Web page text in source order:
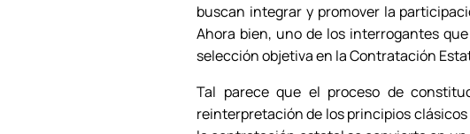
buscan integrar y promover la
Ahora bien, uno de los interrogantes
selección objetiva en la Contratación
Tal parece que el proceso de
reinterpretación de los principios